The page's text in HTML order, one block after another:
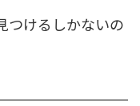
つけるしかないの